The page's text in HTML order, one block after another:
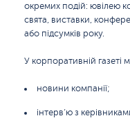
окремих подій: ювілею
свята, виставки,
або підсумків року.
У корпоративній газеті
новини компанії;
інтерв’ю з